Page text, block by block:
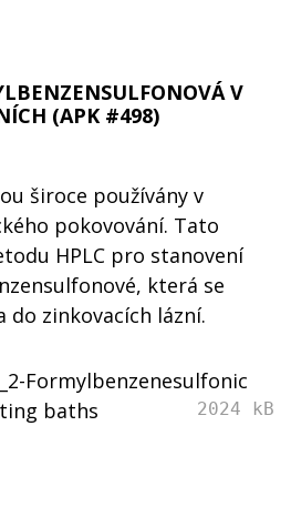
V
(APK #498)
široce používány v
pokovování. Tato
HPLC pro stanovení
která se
do zinkovacích lázní.
Formylbenzenesulfonic
baths
2024 kB